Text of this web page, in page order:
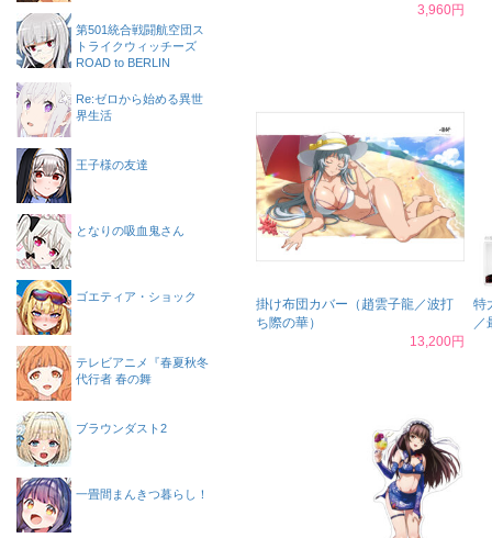
3,960円
掛け布団カバー（趙雲子龍／波打
ち際の華）
13,200円
特
／
第501統合戦闘航空団ス
トライクウィッチーズ
ROAD to BERLIN
Re:ゼロから始める異世
界生活
王子様の友達
となりの吸血鬼さん
ゴエティア・ショック
テレビアニメ『春夏秋冬
代行者 春の舞
ブラウンダスト2
一畳間まんきつ暮らし！